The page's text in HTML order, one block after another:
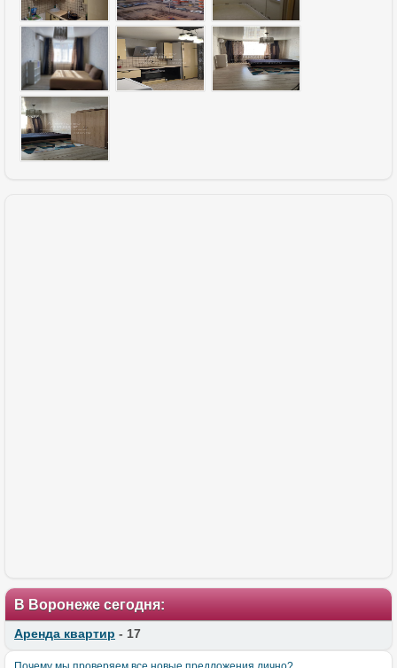
В Воронеже сегодня:
Аренда квартир - 17